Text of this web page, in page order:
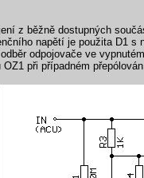
z běžně dostupných
napětí je použita D1
odpojovače ve
při případném